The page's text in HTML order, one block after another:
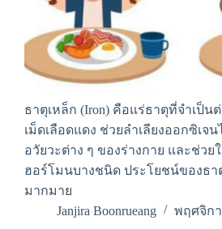
ธาตุเหล็ก (Iron) คือแร่ธาตุที่จำเป็น
เม็ดเลือดแดง ช่วยลำเลียงออกซิเจน
อวัยวะต่าง ๆ ของร่างกาย และช่วย
ฮอร์โมนบางชนิด ประโยชน์ของธา
มากมาย
Janjira Boonrueang
พฤศจิกา